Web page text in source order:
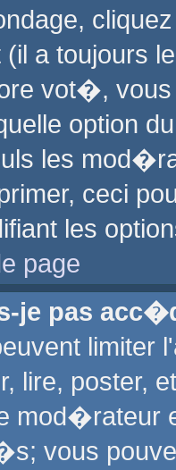
(il a toujours
vot�,
option
les
ceci
les
page
je pas
lire, poster,
mod�rateur
vous